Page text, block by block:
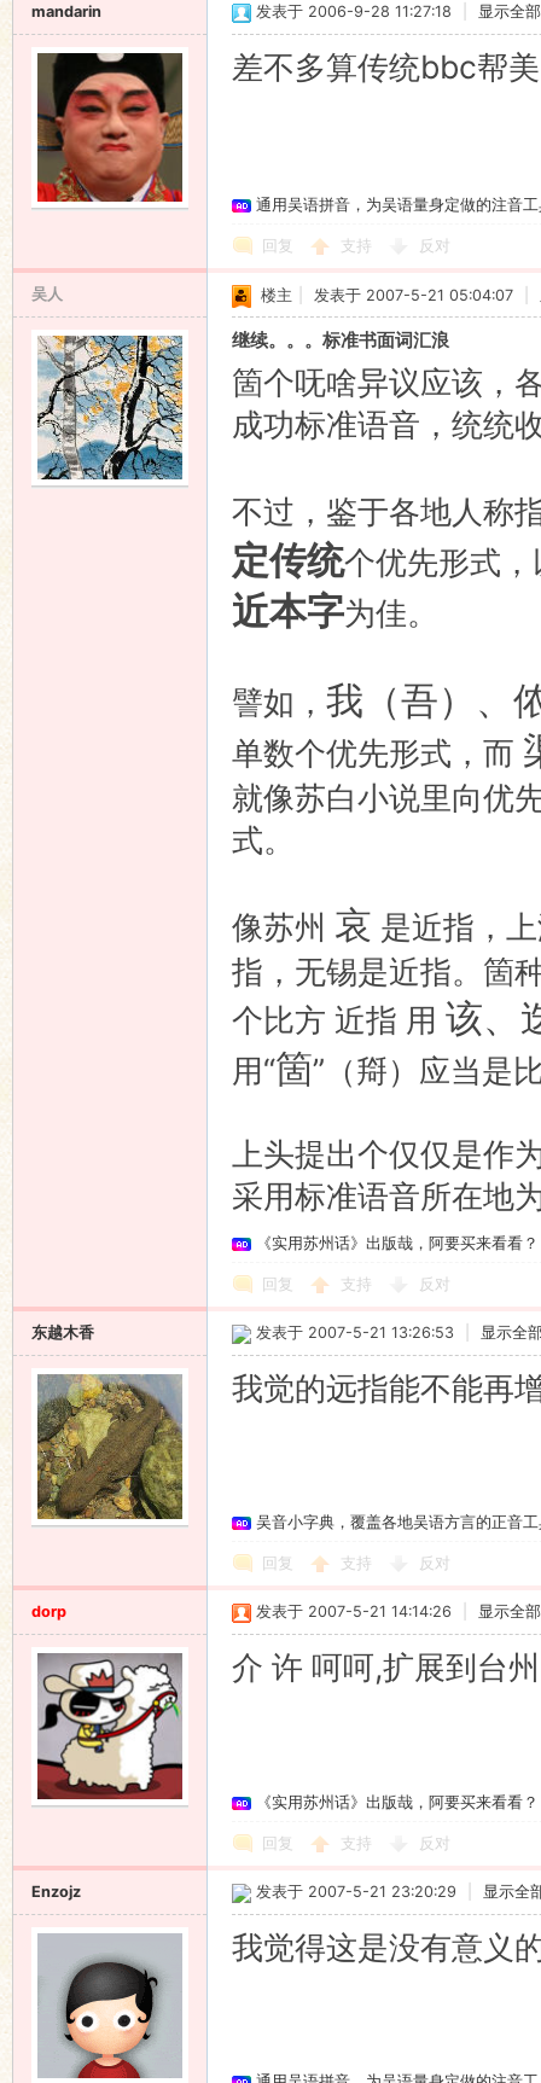
mandarin 发表于 2006-9-28 11:27:18 显示全
差不多算传统bbc帮
通用吴语拼音，为吴语量身定做的注音
回复 支持 反对
吴人 楼主 发表于 2007-5-21 05:04:07
继续。。。标准书面词汇浪
箇个呒啥异议应该，
成功标准语音，统统
不过，鉴于各地人称
定传统个优先形式
近本字为佳。
譬如， 我（吾）、
单数个优先形式，而
就像苏白小说里向优
式。
像苏州 哀 是近指，
指，无锡是近指。箇
个比方 近指 用 该、
用“箇”（搿）应当是
上头提出个仅仅是作
采用标准语音所在地
《实用苏州话》出版哉，阿要买来看看？
回复 支持 反对
东越木香 发表于 2007-5-21 13:26:53 显示全
我觉的远指能不能再
吴音小字典，覆盖各地吴语方言的正音
回复 支持 反对
dorp 发表于 2007-5-21 14:14:26 显示全
介 许 呵呵,扩展到台
《实用苏州话》出版哉，阿要买来看看？
回复 支持 反对
Enzojz 发表于 2007-5-21 23:20:29 显示全
我觉得这是没有意义